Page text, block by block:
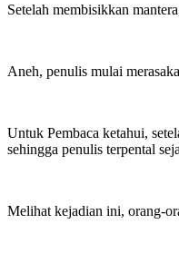
Setelah membisikkan
Aneh, penulis mulai
Untuk Pembaca ketahui,
sehingga penulis terpental
Melihat kejadian ini, orang-